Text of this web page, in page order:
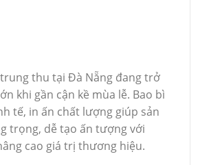
thu tại Đà Nẵng đang trở
khi gần cận kề mùa lễ. Bao bì
tế, in ấn chất lượng giúp sản
trọng, dễ tạo ấn tượng với
cao giá trị thương hiệu.